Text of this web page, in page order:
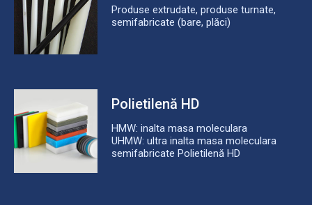
Produse extrudate, produse turnate,
semifabricate (bare, plăci)
Polietilenă HD
HMW: inalta masa moleculara
UHMW: ultra inalta masa moleculara
semifabricate Polietilenă HD